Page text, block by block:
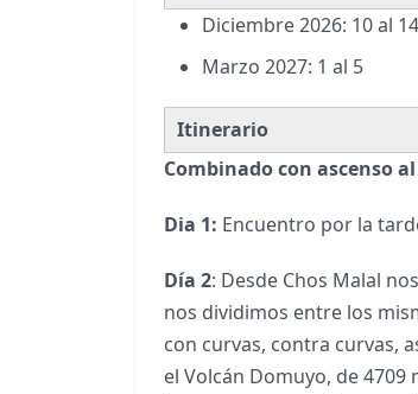
Diciembre 2026: 10 al 14
Marzo 2027: 1 al 5
Itinerario
Combinado con ascenso
Dia 1: Encuentro por la
Día 2: Desde Chos Malal
nos dividimos entre los
con curvas, contra curvas,
el Volcán Domuyo, de